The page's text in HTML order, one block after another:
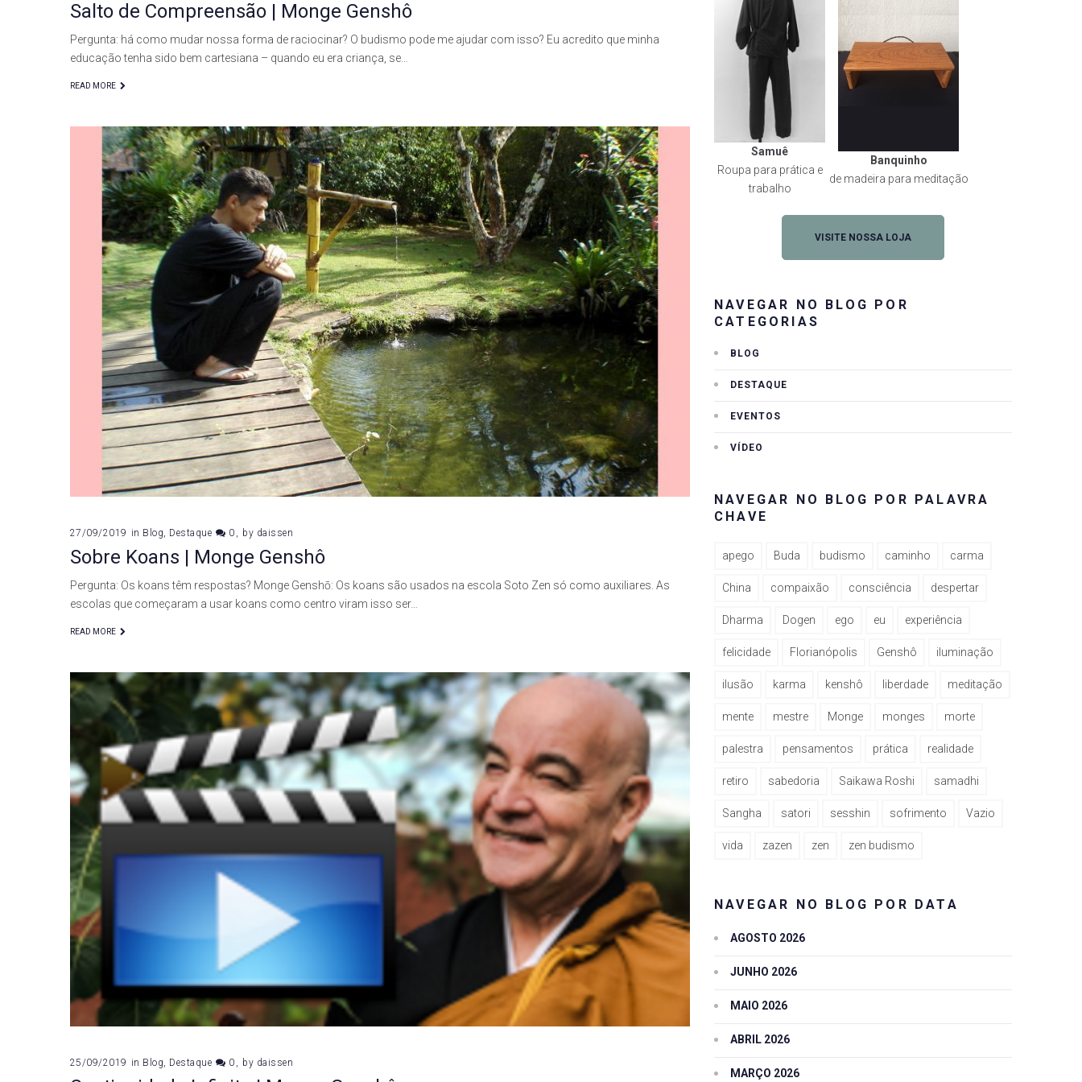
Salto de Compreensão | Monge Genshô
Pergunta: há como mudar nossa forma de raciocinar? O budismo pode me ajudar com isso? Eu acredito que minha
educação tenha sido bem cartesiana – quando eu era criança, se…
READ MORE
27/09/2019 in Blog, Destaque 0 by daissen
Sobre Koans | Monge Genshô
Pergunta: Os koans têm respostas? Monge Genshō: Os koans são usados na escola Soto Zen só como auxiliares. As
escolas que começaram a usar koans como centro viram isso ser…
READ MORE
25/09/2019 in Blog, Destaque 0 by daissen
Samuê
Roupa para prática e
trabalho
Banquinho
de madeira para meditação
VISITE NOSSA LOJA
NAVEGAR NO BLOG POR
CATEGORIAS
BLOG
DESTAQUE
EVENTOS
VÍDEO
NAVEGAR NO BLOG POR PALAVRA
CHAVE
apego Buda budismo caminho carma
China compaixão consciência despertar
Dharma Dogen ego eu experiência
felicidade Florianópolis Genshô iluminação
ilusão karma kenshô liberdade meditação
mente mestre Monge monges morte
palestra pensamentos prática realidade
retiro sabedoria Saikawa Roshi samadhi
Sangha satori sesshin sofrimento Vazio
vida zazen zen zen budismo
NAVEGAR NO BLOG POR DATA
AGOSTO 2026
JUNHO 2026
MAIO 2026
ABRIL 2026
MARÇO 2026